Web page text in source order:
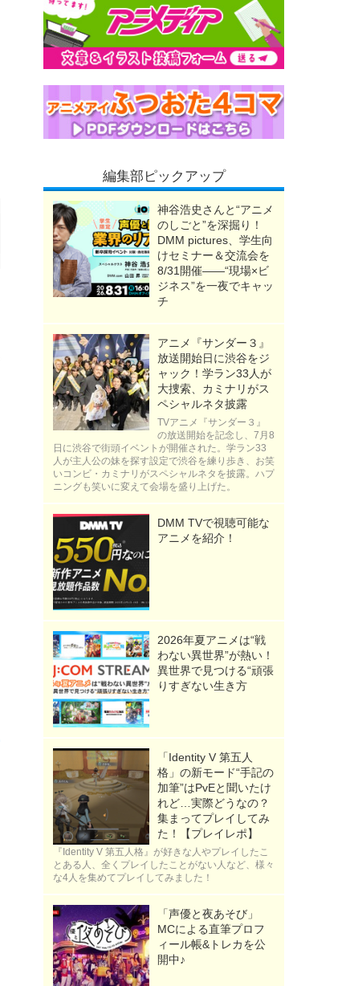
編集部ピックアップ
神谷浩史さんと“アニメ
のしごと”を深掘り！
DMM pictures、学生向
けセミナー＆交流会を
8/31開催――“現場×ビ
ジネス”を一夜でキャッ
チ
アニメ『サンダー３』
放送開始日に渋谷をジ
ャック！学ラン33人が
大捜索、カミナリがス
ペシャルネタ披露
TVアニメ『サンダー３』
の放送開始を記念し、7月8
日に渋谷で街頭イベントが開催された。学ラン33
人が主人公の妹を探す設定で渋谷を練り歩き、お笑
いコンビ・カミナリがスペシャルネタを披露。ハプ
ニングも笑いに変えて会場を盛り上げた。
DMM TVで視聴可能な
アニメを紹介！
2026年夏アニメは“戦
わない異世界”が熱い！
異世界で見つける“頑張
りすぎない生き方
「Identity V 第五人
格」の新モード“手記の
加筆”はPvEと聞いたけ
れど…実際どうなの？
集まってプレイしてみ
た！【プレイレポ】
『Identity V 第五人格』が好きな人やプレイしたこ
とある人、全くプレイしたことがない人など、様々
な4人を集めてプレイしてみました！
「声優と夜あそび」
MCによる直筆プロフ
ィール帳&トレカを公
開中♪